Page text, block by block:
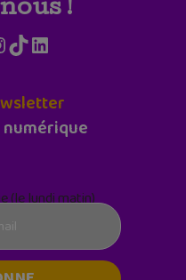
!
TikTokLinkedIn
(le lundi matin)